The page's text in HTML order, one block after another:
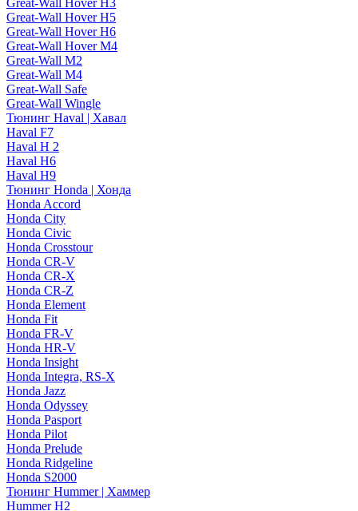
Great-Wall Hover H3
Great-Wall Hover H5
Great-Wall Hover H6
Great-Wall Hover M4
Great-Wall M2
Great-Wall M4
Great-Wall Safe
Great-Wall Wingle
Тюнинг Haval | Хавал
Haval F7
Haval H 2
Haval H6
Haval H9
Тюнинг Honda | Хонда
Honda Accord
Honda City
Honda Civic
Honda Crosstour
Honda CR-V
Honda CR-X
Honda CR-Z
Honda Element
Honda Fit
Honda FR-V
Honda HR-V
Honda Insight
Honda Integra, RS-X
Honda Jazz
Honda Odyssey
Honda Pasport
Honda Pilot
Honda Prelude
Honda Ridgeline
Honda S2000
Тюнинг Hummer | Хаммер
Hummer H2